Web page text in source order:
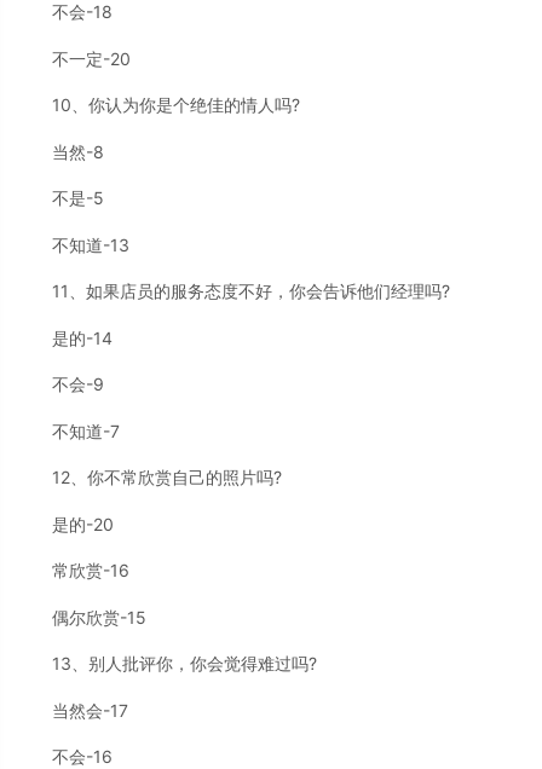
不会-18
不一定-20
10、你认为你是个绝佳的情人吗?
当然-8
不是-5
不知道-13
11、如果店员的服务态度不好，你会告诉他们经理吗?
是的-14
不会-9
不知道-7
12、你不常欣赏自己的照片吗?
是的-20
常欣赏-16
偶尔欣赏-15
13、别人批评你，你会觉得难过吗?
当然会-17
不会-16